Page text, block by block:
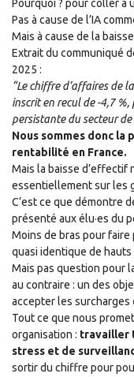
Pourquoi ? pour coller à
Pas à cause de l’IA
Mais à cause de la
Extrait du communiqué
2025 :
“Le chiffre d’affaires de la
inscrit en recul de -4,7
persistante du secteur de
Nous sommes donc
rentabilité en France.
Mais la baisse d’effectif
essentiellement sur les
C’est ce que démontre
présenté auxélu·es du
Moins de bras pour
quasi identique de
Mais pas question pour
au contraire : un des
accepter les surcharges
Tout ce que nous
organisation : travailler
stress et de
sortir du chiffre pour